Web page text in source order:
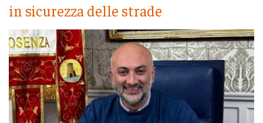
in sicurezza delle strade